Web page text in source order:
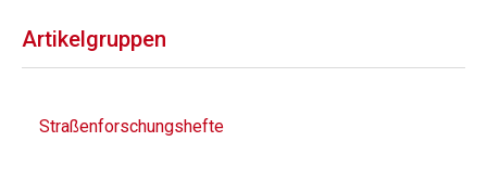
Artikelgruppen
Straßenforschungshefte